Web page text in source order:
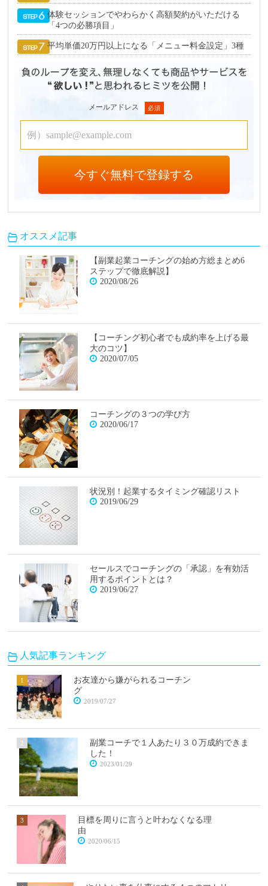
体験セッションでやわらかく高額契約がいただける
「4つの必勝項目」
平均単価20万円以上になる「メニュー料金設定」3種
メールアドレス
オススメ記事
【副業起業コーチングの始め方総まとめ6
ステップで徹底解説】
2020/08/26
【コーチング初心者でも成約率を上げる最
大のコツ】
2020/07/05
コーチングの３つの学び方
2020/06/17
状況別！起業するタイミング確認リスト
2019/06/29
セールスでコーチングの「承認」を有効活
用するポイントとは？
2019/06/27
人気記事ランキング
お友達から嫌がられるコーチン
グ
2019/07/27
副業コーチで１人あたり３０万成約できま
した！
2023/01/29
目標を周りに言うと叶わなくなる理
由
2020/06/15